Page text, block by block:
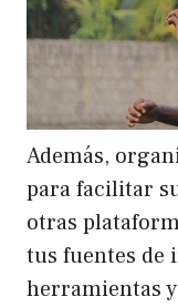
Además,
para facilitar
otras
tus fuentes de
herramientas